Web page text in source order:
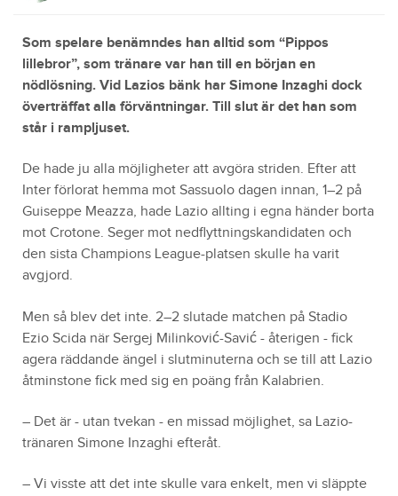
Som spelare benämndes han alltid som “Pippos
lillebror”, som tränare var han till en början en
nödlösning. Vid Lazios bänk har Simone Inzaghi dock
överträffat alla förväntningar. Till slut är det han som
står i rampljuset.
De hade ju alla möjligheter att avgöra striden. Efter att
Inter förlorat hemma mot Sassuolo dagen innan, 1–2 på
Guiseppe Meazza, hade Lazio allting i egna händer borta
mot Crotone. Seger mot nedflyttningskandidaten och
den sista Champions League-platsen skulle ha varit
avgjord.
Men så blev det inte. 2–2 slutade matchen på Stadio
Ezio Scida när Sergej Milinković-Savić - återigen - fick
agera räddande ängel i slutminuterna och se till att Lazio
åtminstone fick med sig en poäng från Kalabrien.
– Det är - utan tvekan - en missad möjlighet, sa Lazio-
tränaren Simone Inzaghi efteråt.
– Vi visste att det inte skulle vara enkelt, men vi släppte